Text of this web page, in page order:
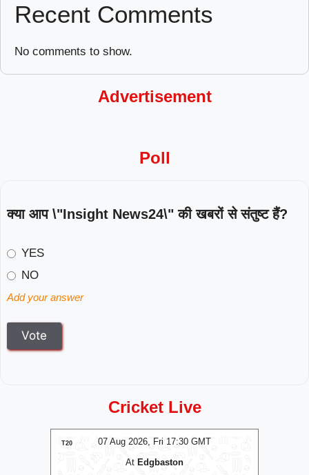
Recent Comments
No comments to show.
Advertisement
Poll
क्या आप \"Insight News24\" की खबरों से संतुष्ट हैं?
YES
NO
Add your answer
Cricket Live
07 Aug 2026, Fri 17:30 GMT
T20
At Edgbaston